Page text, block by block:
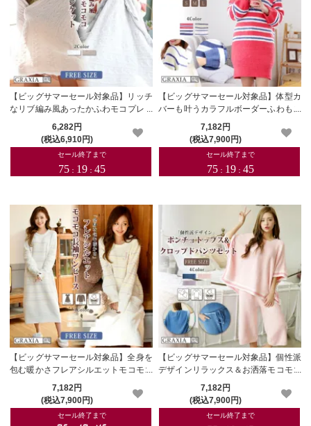
【ビッグサマーセール対象品】リッチ
なリブ編み風あったかふわモコプレミ
アムブランケット(HOMEGOODS)
【メーカーお取り寄せ品】
6,282円
(税込6,910円)
【ビッグサマーセール対象品】体型カ
バーも叶うカラフルボーダーふわもこ
ワンピース(ROOMWEAR)【メーカー
お取り寄せ品】
7,182円
(税込7,900円)
【ビッグサマーセール対象品】全身を
包む暖かさフレアシルエットモコモコ
長袖ワンピース(ROOMWEAR)【メー
カーお取り寄せ品】
7,182円
(税込7,900円)
【ビッグサマーセール対象品】個性派
デザインリラックス＆お洒落モコモコ
上下ルームウェアセット(ROOMWEA
R)【メーカーお取り寄せ品】
7,182円
(税込7,900円)